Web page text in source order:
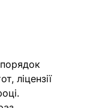
ліцензії